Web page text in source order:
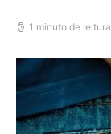
1 minuto de leitura